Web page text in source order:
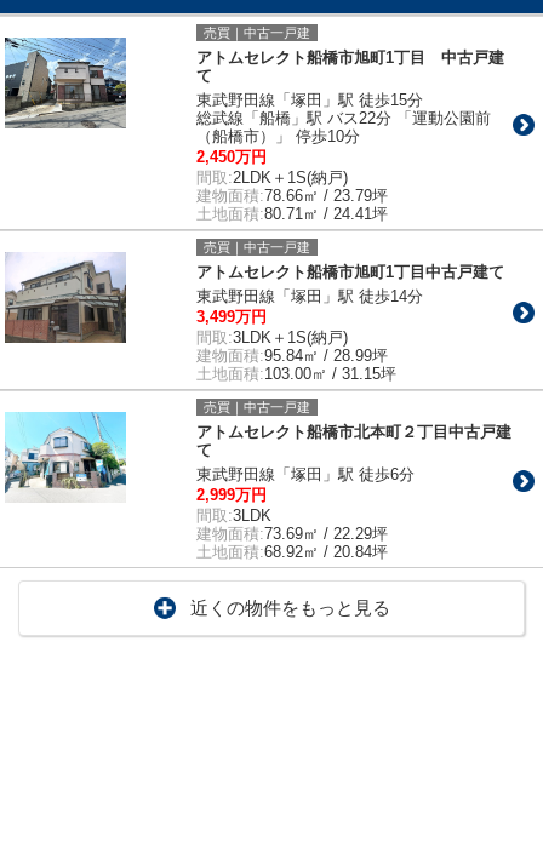
売買｜中古一戸建
アトムセレクト船橋市旭町1丁目 中古戸建
て
東武野田線「塚田」駅 徒歩15分
総武線「船橋」駅 バス22分 「運動公園前
（船橋市）」 停歩10分
2,450万円
間取:2LDK＋1S(納戸)
建物面積:78.66㎡ / 23.79坪
土地面積:80.71㎡ / 24.41坪
売買｜中古一戸建
アトムセレクト船橋市旭町1丁目中古戸建て
東武野田線「塚田」駅 徒歩14分
3,499万円
間取:3LDK＋1S(納戸)
建物面積:95.84㎡ / 28.99坪
土地面積:103.00㎡ / 31.15坪
売買｜中古一戸建
アトムセレクト船橋市北本町２丁目中古戸建
て
東武野田線「塚田」駅 徒歩6分
2,999万円
間取:3LDK
建物面積:73.69㎡ / 22.29坪
土地面積:68.92㎡ / 20.84坪
近くの物件をもっと見る